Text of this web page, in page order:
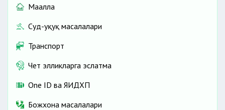
Маҳалла
Суд-ҳуқуқ масалалари
Транспорт
Чет элликларга эслатма
One ID ва ЯИДХП
Божхона масалалари